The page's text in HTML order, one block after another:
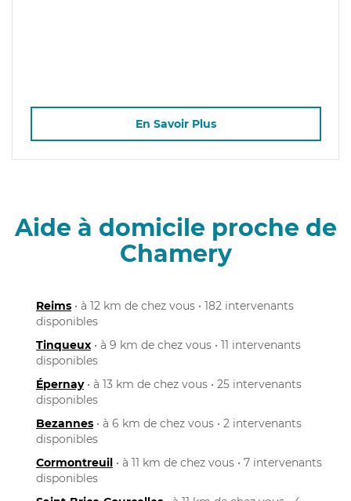
En Savoir Plus
Aide à domicile proche de
Chamery
Reims • à 12 km de chez vous • 182 intervenants
disponibles
Tinqueux • à 9 km de chez vous • 11 intervenants
disponibles
Épernay• à 13 km de chez vous • 25 intervenants
disponibles
Bezannes • à 6 km de chez vous • 2 intervenants
disponibles
Cormontreuil • à 11 km de chez vous • 7 intervenants
disponibles